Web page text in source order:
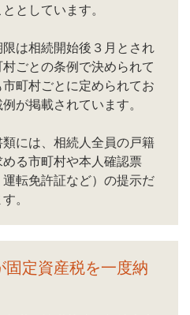
としています。
は相続開始後３月とされ
ごとの条例で決められて
町村ごとに定められてお
が掲載されています。
には、相続人全員の戸籍
る市町村や本人確認票
運転免許証など）の提示だ
。
固定資産税を一度納